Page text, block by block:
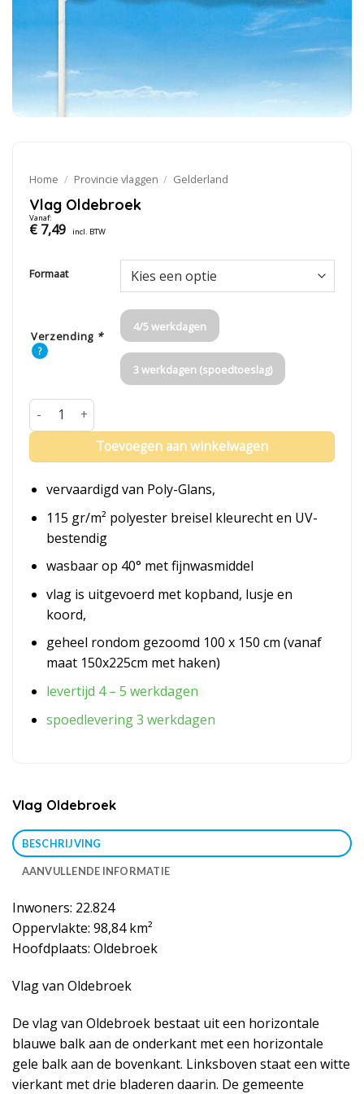
Home / Provincie vlaggen / Gelderland
Vlag Oldebroek
Vanaf:
€7,49 incl. BTW
Formaat
Verzending *
?
4/5 werkdagen
3 werkdagen (spoedtoeslag)
Vlag Oldebroek aantal
Toevoegen aan winkelwagen
vervaardigd van Poly-Glans,
115 gr/m² polyester breisel kleurecht en UV-
bestendig
wasbaar op 40° met fijnwasmiddel
vlag is uitgevoerd met kopband, lusje en
koord,
geheel rondom gezoomd 100 x 150 cm (vanaf
maat 150x225cm met haken)
levertijd 4 – 5 werkdagen
spoedlevering 3 werkdagen
Vlag Oldebroek
BESCHRIJVING
AANVULLENDE INFORMATIE
Inwoners: 22.824
Oppervlakte: 98,84 km²
Hoofdplaats: Oldebroek
Vlag van Oldebroek
De vlag van Oldebroek bestaat uit een horizontale
blauwe balk aan de onderkant met een horizontale
gele balk aan de bovenkant. Linksboven staat een witte
vierkant met drie bladeren daarin. De gemeente